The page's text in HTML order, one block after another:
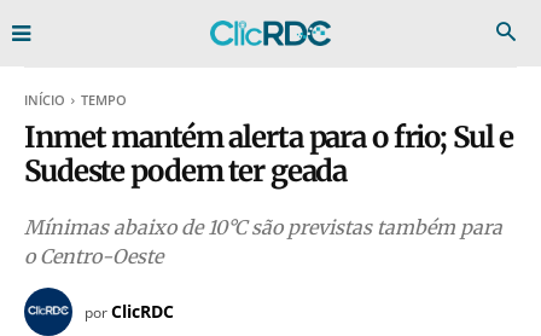
INÍCIO TEMPO
Inmet mantém alerta para o frio; Sul e
Sudeste podem ter geada
Mínimas abaixo de 10°C são previstas também para
o Centro-Oeste
porClicRDC